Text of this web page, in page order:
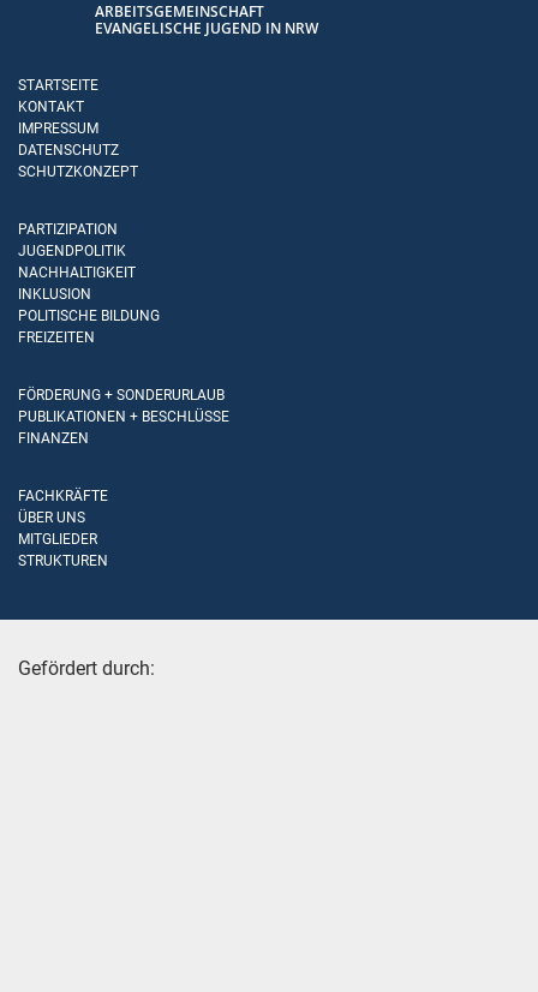
ARBEITSGEMEINSCHAFT
EVANGELISCHE JUGEND IN NRW
STARTSEITE
KONTAKT
IMPRESSUM
DATENSCHUTZ
SCHUTZKONZEPT
PARTIZIPATION
JUGENDPOLITIK
NACHHALTIGKEIT
INKLUSION
POLITISCHE BILDUNG
FREIZEITEN
FÖRDERUNG + SONDERURLAUB
PUBLIKATIONEN + BESCHLÜSSE
FINANZEN
FACHKRÄFTE
ÜBER UNS
MITGLIEDER
STRUKTUREN
Gefördert durch: